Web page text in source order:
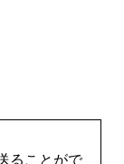
ることがで